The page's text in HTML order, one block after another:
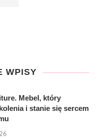
WPISY
Mebel, który
i stanie się sercem